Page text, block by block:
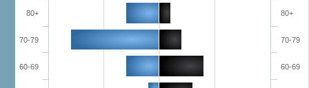
60-69
70-79
80+
60-69
70-79
80+